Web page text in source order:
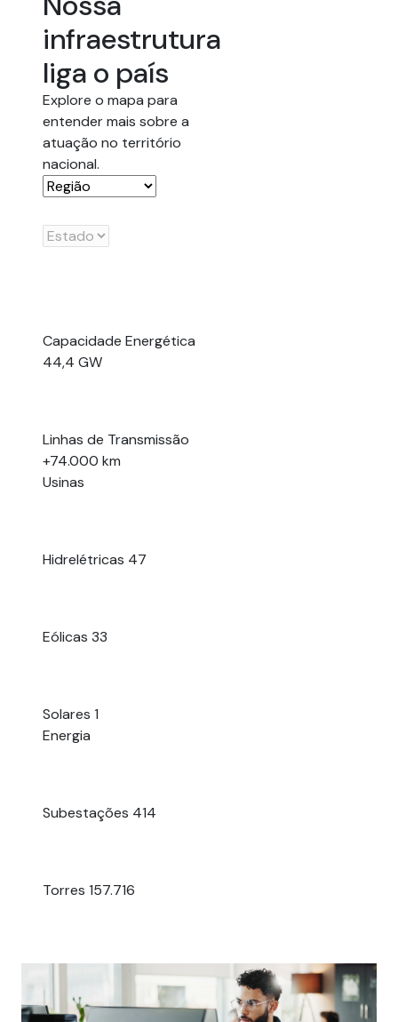
infraestrutura
liga o país
Explore o mapa para
entender mais sobre a
atuação no território
nacional.
Capacidade Energética
44,4 GW
Linhas de Transmissão
+74.000 km
Usinas
Hidrelétricas 47
Eólicas 33
Solares 1
Energia
Subestações 414
Torres 157.716